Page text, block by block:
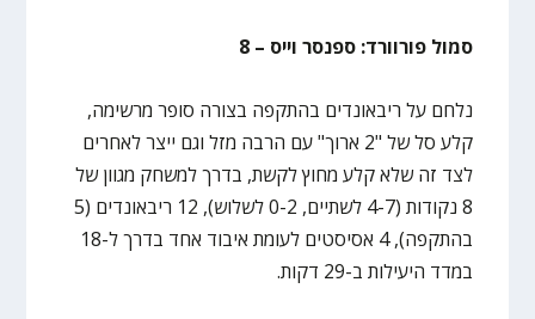
סמול פורוורד: ספנסר וייס – 8
נלחם על ריבאונדים בהתקפה בצורה סופר מרשימה,
קלע סל של "2 ארוך" עם הרבה מזל וגם ייצר לאחרים
לצד זה שלא קלע מחוץ לקשת, בדרך למשחק מגוון של
8 נקודות (4-7 לשתיים, 0-2 לשלוש), 12 ריבאונדים (5
בהתקפה), 4 אסיסטים לעומת איבוד אחד בדרך ל-18
במדד היעילות ב-29 דקות.